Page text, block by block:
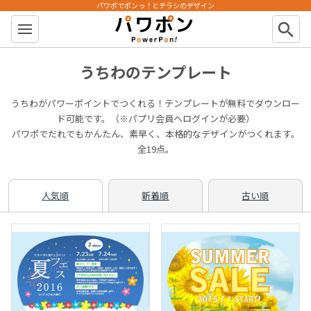
パワポン
パワポでポンっ！とチラシのデザイン
search
うちわのテンプレート
うちわがパワーポイントでつくれる！テンプレートが無料でダウンロー
ド可能です。（※パプリ会員へログインが必要）
パワポでだれでもかんたん、素早く、本格的なデザインがつくれます。
全19点。
人気順 新着順 古い順